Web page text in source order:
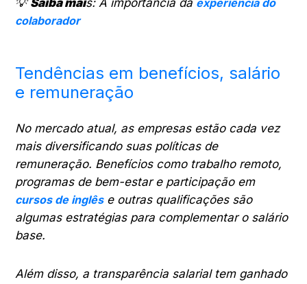
💡Saiba mais: A importância da experiência do
colaborador
Tendências em benefícios, salário
e remuneração
No mercado atual, as empresas estão cada vez
mais diversificando suas políticas de
remuneração. Benefícios como trabalho remoto,
programas de bem-estar e participação em
cursos de inglêse outras qualificações são
algumas estratégias para complementar o salário
base.
Além disso, a transparência salarial tem ganhado